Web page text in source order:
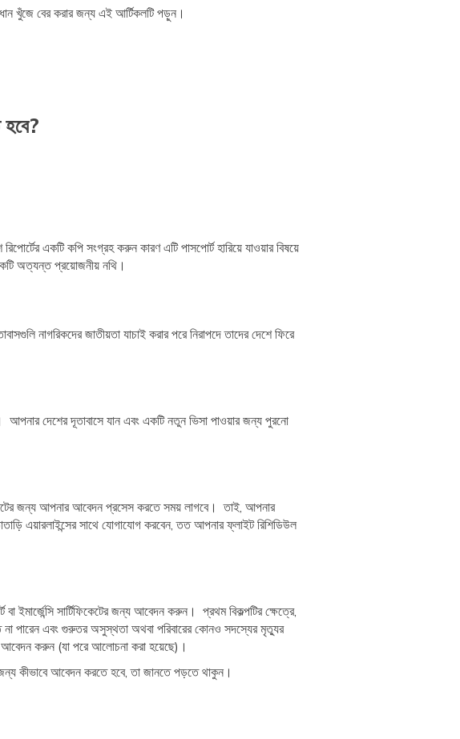
খুঁজে বের করার জন্য এই আর্টিকলটি পড়ুন।
হবে?
একটি কপি সংগ্রহ করুন কারণ এটি পাসপোর্ট হারিয়ে যাওয়ার বিষয়ে
অত্যন্ত প্রয়োজনীয় নথি।
নাগরিকদের জাতীয়তা যাচাই করার পরে নিরাপদে তাদের দেশে ফিরে
দেশের দূতাবাসে যান এবং একটি নতুন ভিসা পাওয়ার জন্য পুরনো
জন্য আপনার আবেদন প্রসেস করতে সময় লাগবে। তাই, আপনার
এয়ারলাইন্সের সাথে যোগাযোগ করবেন, তত আপনার ফ্লাইট রিশিডিউল
সার্টিফিকেটের জন্য আবেদন করুন। প্রথম বিকল্পটির ক্ষেত্রে,
পারেন এবং গুরুতর অসুস্থতা অথবা পরিবারের কোনও সদস্যের মৃত্যুর
আবেদন করুন (যা পরে আলোচনা করা হয়েছে)।
জন্য কীভাবে আবেদন করতে হবে, তা জানতে পড়তে থাকুন।